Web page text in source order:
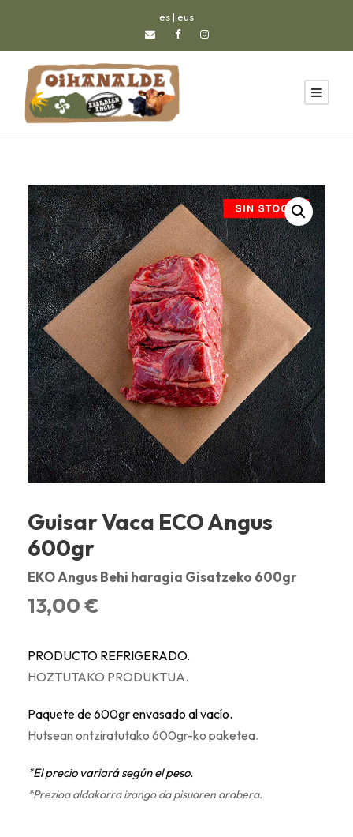
es| eus
Guisar Vaca ECO Angus
600gr
EKO Angus Behi haragia Gisatzeko 600gr
13,00€
PRODUCTO REFRIGERADO.
HOZTUTAKO PRODUKTUA.
Paquete de 600gr envasado al vacío.
Hutsean ontziratutako 600gr-ko paketea.
*El precio variará según el peso.
*Prezioa aldakorra izango da pisuaren arabera.